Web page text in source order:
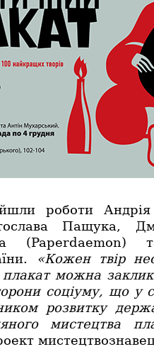
роботи
Пащука,
(Paperdaemon)
«Кожен твір
можна
соціуму, що у
розвитку
мистецтва